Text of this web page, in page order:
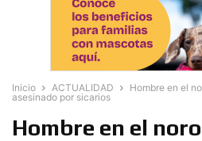
Inicio ACTUALIDAD
Hombre en el
asesinado por sicarios
Hombre en el